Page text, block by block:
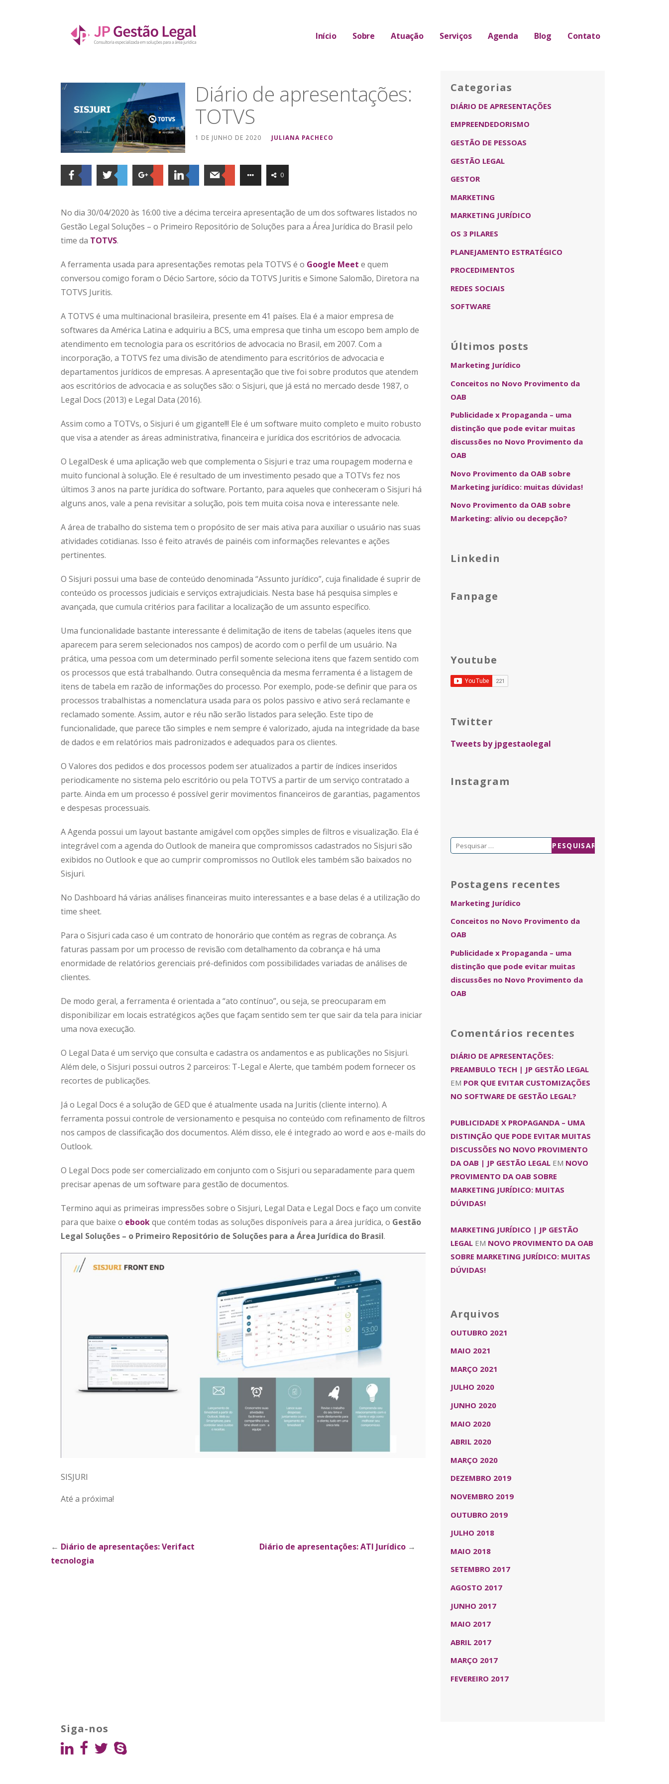
Início Sobre Atuação Serviços Agenda Blog Contato
Diário de apresentações:
TOTVS
1 DE JUNHO DE 2020 JULIANA PACHECO
0
No dia 30/04/2020 às 16:00 tive a décima terceira apresentação de um dos softwares listados no
Gestão Legal Soluções – o Primeiro Repositório de Soluções para a Área Jurídica do Brasil pelo
time da TOTVS.
A ferramenta usada para apresentações remotas pela TOTVS é o Google Meet e quem
conversou comigo foram o Décio Sartore, sócio da TOTVS Juritis e Simone Salomão, Diretora na
TOTVS Juritis.
A TOTVS é uma multinacional brasileira, presente em 41 países. Ela é a maior empresa de
softwares da América Latina e adquiriu a BCS, uma empresa que tinha um escopo bem amplo de
atendimento em tecnologia para os escritórios de advocacia no Brasil, em 2007. Com a
incorporação, a TOTVS fez uma divisão de atendimento para escritórios de advocacia e
departamentos jurídicos de empresas. A apresentação que tive foi sobre produtos que atendem
aos escritórios de advocacia e as soluções são: o Sisjuri, que já está no mercado desde 1987, o
Legal Docs (2013) e Legal Data (2016).
Assim como a TOTVs, o Sisjuri é um gigante!!! Ele é um software muito completo e muito robusto
que visa a atender as áreas administrativa, financeira e jurídica dos escritórios de advocacia.
O LegalDesk é uma aplicação web que complementa o Sisjuri e traz uma roupagem moderna e
muito funcional à solução. Ele é resultado de um investimento pesado que a TOTVs fez nos
últimos 3 anos na parte jurídica do software. Portanto, para aqueles que conheceram o Sisjuri há
alguns anos, vale a pena revisitar a solução, pois tem muita coisa nova e interessante nele.
A área de trabalho do sistema tem o propósito de ser mais ativa para auxiliar o usuário nas suas
atividades cotidianas. Isso é feito através de painéis com informações relevantes e ações
pertinentes.
O Sisjuri possui uma base de conteúdo denominada “Assunto jurídico”, cuja finalidade é suprir de
conteúdo os processos judiciais e serviços extrajudiciais. Nesta base há pesquisa simples e
avançada, que cumula critérios para facilitar a localização de um assunto específico.
Uma funcionalidade bastante interessante é delimitação de itens de tabelas (aqueles itens que
aparecem para serem selecionados nos campos) de acordo com o perfil de um usuário. Na
prática, uma pessoa com um determinado perfil somente seleciona itens que fazem sentido com
os processos que está trabalhando. Outra consequência da mesma ferramenta é a listagem de
itens de tabela em razão de informações do processo. Por exemplo, pode-se definir que para os
processos trabalhistas a nomenclatura usada para os polos passivo e ativo será reclamante e
reclamado somente. Assim, autor e réu não serão listados para seleção. Este tipo de
funcionalidade, que parece tão simples e nem sempre é valorizado, ajuda na integridade da base
de dados e em relatórios mais padronizados e adequados para os clientes.
O Valores dos pedidos e dos processos podem ser atualizados a partir de índices inseridos
periodicamente no sistema pelo escritório ou pela TOTVS a partir de um serviço contratado a
parte. Ainda em um processo é possível gerir movimentos financeiros de garantias, pagamentos
e despesas processuais.
A Agenda possui um layout bastante amigável com opções simples de filtros e visualização. Ela é
integrável com a agenda do Outlook de maneira que compromissos cadastrados no Sisjuri são
exibidos no Outlook e que ao cumprir compromissos no Outllok eles também são baixados no
Sisjuri.
No Dashboard há várias análises financeiras muito interessantes e a base delas é a utilização do
time sheet.
Para o Sisjuri cada caso é um contrato de honorário que contém as regras de cobrança. As
faturas passam por um processo de revisão com detalhamento da cobrança e há uma
enormidade de relatórios gerenciais pré-definidos com possibilidades variadas de análises de
clientes.
De modo geral, a ferramenta é orientada a “ato contínuo”, ou seja, se preocuparam em
disponibilizar em locais estratégicos ações que façam sentido sem ter que sair da tela para iniciar
uma nova execução.
O Legal Data é um serviço que consulta e cadastra os andamentos e as publicações no Sisjuri.
Além dele, o Sisjuri possui outros 2 parceiros: T-Legal e Alerte, que também podem fornecer os
recortes de publicações.
Já o Legal Docs é a solução de GED que é atualmente usada na Juritis (cliente interno). A
ferramenta possui controle de versionamento e pesquisa no conteúdo com refinamento de filtros
nos campos de classificação dos documentos. Além disso, ele é integrado ao word e aos e-mails do
Outlook.
O Legal Docs pode ser comercializado em conjunto com o Sisjuri ou separadamente para quem
precisar apenas de um software para gestão de documentos.
Termino aqui as primeiras impressões sobre o Sisjuri, Legal Data e Legal Docs e faço um convite
para que baixe o ebookque contém todas as soluções disponíveis para a área jurídica, o Gestão
Legal Soluções – o Primeiro Repositório de Soluções para a Área Jurídica do Brasil.
SISJURI
Até a próxima!
Explorar
← Diário de apresentações: Verifact
tecnologia
Diário de apresentações: ATI Jurídico →
Categorias
DIÁRIO DE APRESENTAÇÕES
EMPREENDEDORISMO
GESTÃO DE PESSOAS
GESTÃO LEGAL
GESTOR
MARKETING
MARKETING JURÍDICO
OS 3 PILARES
PLANEJAMENTO ESTRATÉGICO
PROCEDIMENTOS
REDES SOCIAIS
SOFTWARE
Últimos posts
Marketing Jurídico
Conceitos no Novo Provimento da
OAB
Publicidade x Propaganda – uma
distinção que pode evitar muitas
discussões no Novo Provimento da
OAB
Novo Provimento da OAB sobre
Marketing jurídico: muitas dúvidas!
Novo Provimento da OAB sobre
Marketing: alívio ou decepção?
Linkedin
Fanpage
Youtube
Twitter
Tweets by jpgestaolegal
Instagram
Pesquisar
Postagens recentes
Marketing Jurídico
Conceitos no Novo Provimento da
OAB
Publicidade x Propaganda – uma
distinção que pode evitar muitas
discussões no Novo Provimento da
OAB
Comentários recentes
DIÁRIO DE APRESENTAÇÕES:
PREAMBULO TECH | JP GESTÃO LEGAL
EM POR QUE EVITAR CUSTOMIZAÇÕES
NO SOFTWARE DE GESTÃO LEGAL?
PUBLICIDADE X PROPAGANDA – UMA
DISTINÇÃO QUE PODE EVITAR MUITAS
DISCUSSÕES NO NOVO PROVIMENTO
DA OAB | JP GESTÃO LEGAL EM NOVO
PROVIMENTO DA OAB SOBRE
MARKETING JURÍDICO: MUITAS
DÚVIDAS!
MARKETING JURÍDICO | JP GESTÃO
LEGAL EM NOVO PROVIMENTO DA OAB
SOBRE MARKETING JURÍDICO: MUITAS
DÚVIDAS!
Arquivos
OUTUBRO 2021
MAIO 2021
MARÇO 2021
JULHO 2020
JUNHO 2020
MAIO 2020
ABRIL 2020
MARÇO 2020
DEZEMBRO 2019
NOVEMBRO 2019
OUTUBRO 2019
JULHO 2018
MAIO 2018
SETEMBRO 2017
AGOSTO 2017
JUNHO 2017
MAIO 2017
ABRIL 2017
MARÇO 2017
FEVEREIRO 2017
Siga-nos